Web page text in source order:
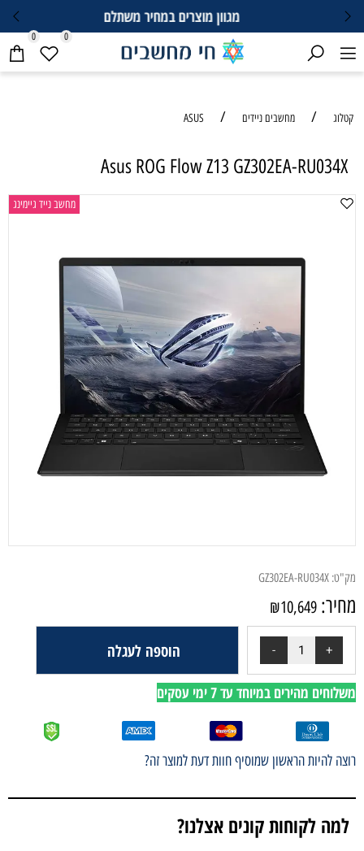
מגוון מוצרים במחיר משתלם
0 0
קטלוג / מחשבים ניידים /
ASUS
Asus ROG Flow Z13 GZ302EA-RU034X
מחשב נייד גיימינג
מק"ט: GZ302EA-RU034X
מחיר: ₪10,649
הוספה לעגלה
משלוחים מהירים במיוחד עד 7 ימי עסקים
רוצה להיות הראשון שמוסיף חוות דעת למוצר זה?
למה לקוחות קונים אצלנו?